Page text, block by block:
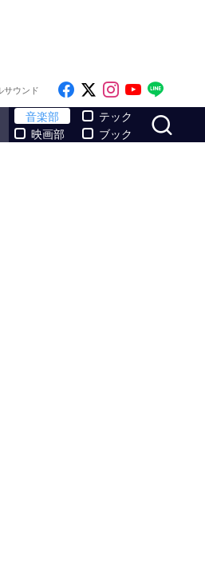
サウンド Like on Facebook
Follow on x
Follow on
Follow
音楽部
映画部
テック
ブック